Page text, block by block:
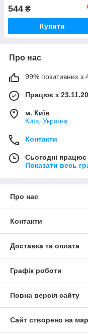
544 ₴
Купити
Про нас
99% позитивних з
Працює з
м. Київ
Київ, Україна
Контакти
Сьогодні
Показати весь
Про нас
Контакти
Доставка та оплата
Графік роботи
Повна версія сайту
Сайт створено на